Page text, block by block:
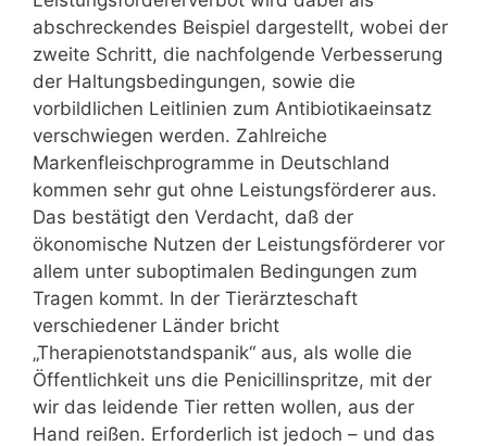
abschreckendes Beispiel dargestellt, wobei der
zweite Schritt, die nachfolgende Verbesserung
der Haltungsbedingungen, sowie die
vorbildlichen Leitlinien zum Antibiotikaeinsatz
verschwiegen werden. Zahlreiche
Markenfleischprogramme in Deutschland
kommen sehr gut ohne Leistungsförderer aus.
Das bestätigt den Verdacht, daß der
ökonomische Nutzen der Leistungsförderer vor
allem unter suboptimalen Bedingungen zum
Tragen kommt. In der Tierärzteschaft
verschiedener Länder bricht
„Therapienotstandspanik“ aus, als wolle die
Öffentlichkeit uns die Penicillinspritze, mit der
wir das leidende Tier retten wollen, aus der
Hand reißen. Erforderlich ist jedoch – und das